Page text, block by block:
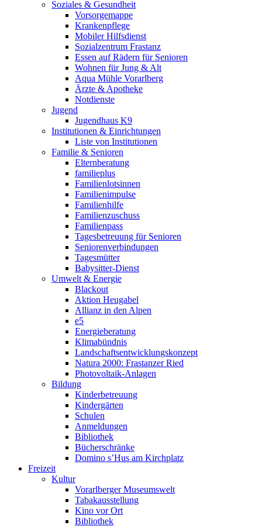
Soziales & Gesundheit
Vorsorgemappe
Krankenpflege
Mobiler Hilfsdienst
Sozialzentrum Frastanz
Essen auf Rädern für Senioren
Wohnen für Jung & Alt
Aqua Mühle Vorarlberg
Ärzte & Apotheke
Notdienste
Jugend
Jugendhaus K9
Institutionen & Einrichtungen
Liste von Institutionen
Familie & Senioren
Elternberatung
familieplus
Familienlotsinnen
Familienimpulse
Familienhilfe
Familienzuschuss
Familienpass
Tagesbetreuung für Senioren
Seniorenverbindungen
Tagesmütter
Babysitter-Dienst
Umwelt & Energie
Blackout
Aktion Heugabel
Allianz in den Alpen
e5
Energieberatung
Klimabündnis
Landschaftsentwicklungskonzept
Natura 2000: Frastanzer Ried
Photovoltaik-Anlagen
Bildung
Kinderbetreuung
Kindergärten
Schulen
Anmeldungen
Bibliothek
Bücherschränke
Domino s’Hus am Kirchplatz
Freizeit
Kultur
Vorarlberger Museumswelt
Tabakausstellung
Kino vor Ort
Bibliothek